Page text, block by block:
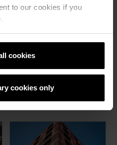
to our cookies if you
cookies
cookies only